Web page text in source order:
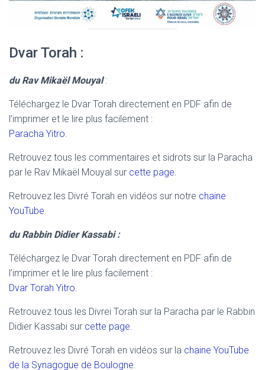
Dvar Torah :
du Rav Mikaël Mouyal:
Téléchargez le Dvar Torah directement en PDF afin de
l’imprimer et le lire plus facilement :
Paracha Yitro.
Retrouvez tous les commentaires et sidrots sur la Paracha
par le Rav Mikaël Mouyal sur cette page.
Retrouvez les Divré Torah en vidéos sur notre chaine
YouTube.
du Rabbin Didier Kassabi :
Téléchargez le Dvar Torah directement en PDF afin de
l’imprimer et le lire plus facilement :
Dvar Torah Yitro.
Retrouvez tous les Divrei Torah sur la Paracha par le Rabbin
Didier Kassabi sur cette page.
Retrouvez les Divré Torah en vidéos sur la chaine YouTube
de la Synagogue de Boulogne.